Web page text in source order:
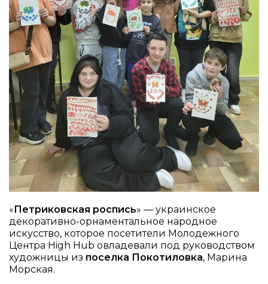
«Петриковская роспись» — украинское
декоративно-орнаментальное народное
искусство, которое посетители Молодежного
Центра High Hub овладевали под руководством
художницы из поселка Покотиловка, Марина
Морская.